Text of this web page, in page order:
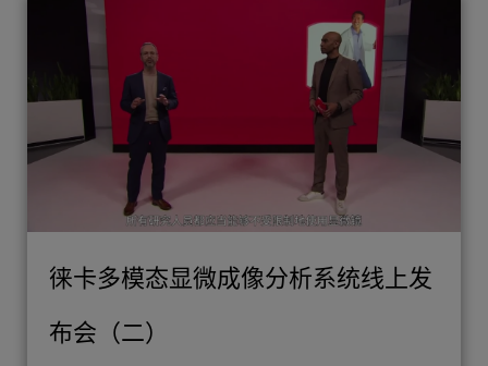
徕卡多模态显微成像分析系统线上发
布会（二）